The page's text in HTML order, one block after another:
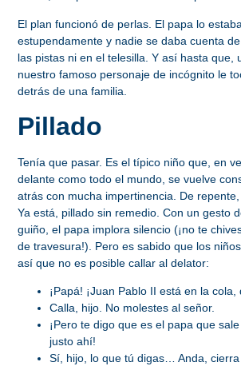
El plan funcionó de perlas. El papa lo
estupendamente y nadie se daba cuenta
las pistas ni en el telesilla. Y así hasta que,
nuestro famoso personaje de incógnito le
detrás de una familia.
Pillado
Tenía que pasar. Es el típico niño que, en
delante como todo el mundo, se vuelve
atrás con mucha impertinencia. De repente,
Ya está, pillado sin remedio. Con un gesto
guiño, el papa implora silencio (¡no te
de travesura!). Pero es sabido que los
así que no es posible callar al delator:
¡Papá! ¡Juan Pablo II está en la
Calla, hijo. No molestes al señor.
¡Pero te digo que es el papa que
justo ahí!
Sí, hijo, lo que tú digas… Anda,